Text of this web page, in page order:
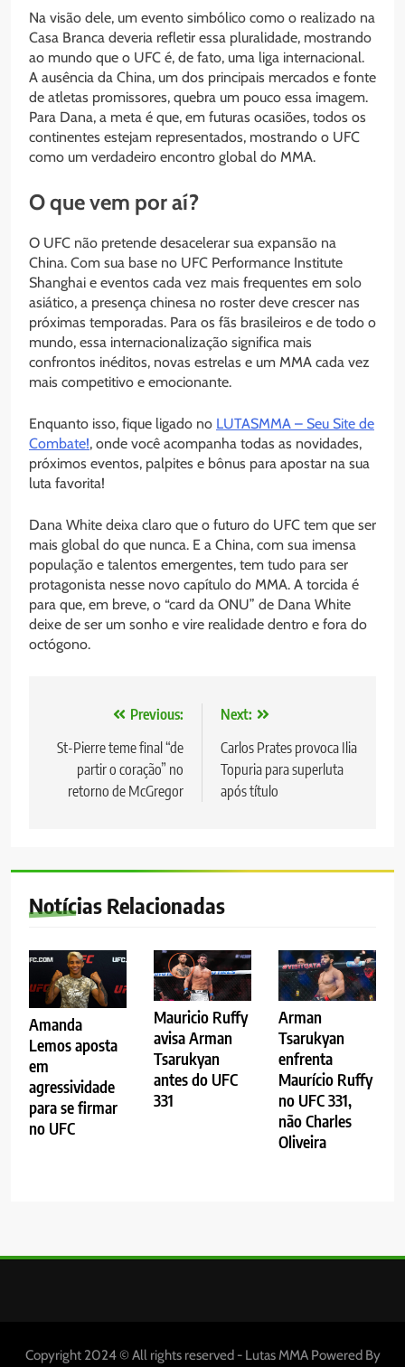
Na visão dele, um evento simbólico como o realizado na
Casa Branca deveria refletir essa pluralidade, mostrando
ao mundo que o UFC é, de fato, uma liga internacional.
A ausência da China, um dos principais mercados e fonte
de atletas promissores, quebra um pouco essa imagem.
Para Dana, a meta é que, em futuras ocasiões, todos os
continentes estejam representados, mostrando o UFC
como um verdadeiro encontro global do MMA.
O que vem por aí?
O UFC não pretende desacelerar sua expansão na
China. Com sua base no UFC Performance Institute
Shanghai e eventos cada vez mais frequentes em solo
asiático, a presença chinesa no roster deve crescer nas
próximas temporadas. Para os fãs brasileiros e de todo o
mundo, essa internacionalização significa mais
confrontos inéditos, novas estrelas e um MMA cada vez
mais competitivo e emocionante.
Enquanto isso, fique ligado no LUTASMMA – Seu Site de
Combate!, onde você acompanha todas as novidades,
próximos eventos, palpites e bônus para apostar na sua
luta favorita!
Dana White deixa claro que o futuro do UFC tem que ser
mais global do que nunca. E a China, com sua imensa
população e talentos emergentes, tem tudo para ser
protagonista nesse novo capítulo do MMA. A torcida é
para que, em breve, o “card da ONU” de Dana White
deixe de ser um sonho e vire realidade dentro e fora do
octógono.
Navegação
de
Post
Previous:
St-Pierre teme final “de
partir o coração” no
retorno de McGregor
Next:
Carlos Prates provoca Ilia
Topuria para superluta
após título
Notícias Relacionadas
Amanda
Lemos aposta
em
agressividade
para se firmar
no UFC
Mauricio Ruffy
avisa Arman
Tsarukyan
antes do UFC
331
Arman
Tsarukyan
enfrenta
Maurício Ruffy
no UFC 331,
não Charles
Oliveira
Copyright 2024 © All rights reserved - Lutas MMA Powered By